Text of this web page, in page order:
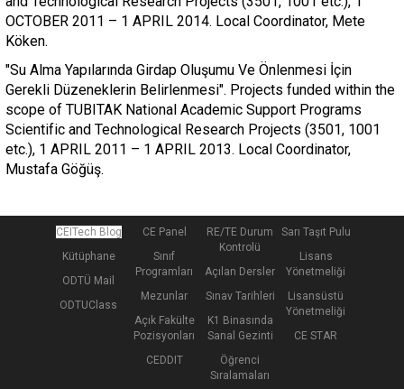
OCTOBER 2011 – 1 APRIL 2014. Local Coordinator, Mete
Köken.
"Su Alma Yapılarında Girdap Oluşumu Ve Önlenmesi İçin
Gerekli Düzeneklerin Belirlenmesi". Projects funded within the
scope of TUBITAK National Academic Support Programs
Scientific and Technological Research Projects (3501, 1001
etc.), 1 APRIL 2011 – 1 APRIL 2013. Local Coordinator,
Mustafa Göğüş.
CEITech Blog
Kütüphane
ODTÜ Mail
ODTUClass
CE Panel
Sınıf
Programları
Mezunlar
Açık Fakülte
Pozisyonları
CEDDIT
RE/TE Durum
Kontrolü
Açılan Dersler
Sınav Tarihleri
K1 Binasında
Sanal Gezinti
Öğrenci
Sıralamaları
Sarı Taşıt Pulu
Lisans
Yönetmeliği
Lisansüstü
Yönetmeliği
CE STAR